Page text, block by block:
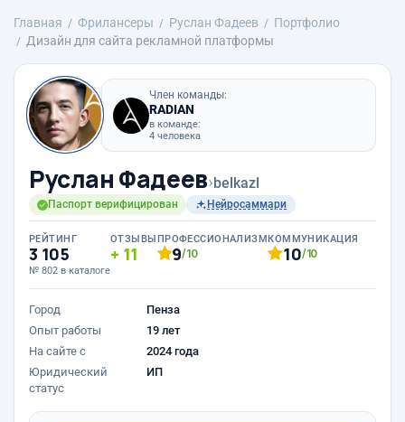
Главная Фрилансеры Руслан Фадеев
Портфолио
Дизайн для сайта рекламной платформы
Член команды:
RADIAN
в команде:
4 человека
Руслан Фадеев›belkazl
Паспорт верифицирован Нейросаммари
РЕЙТИНГ
3 105
№ 802 в каталоге
ОТЗЫВЫ
11
ПРОФЕССИОНАЛИЗМ
9/10
КОММУНИКАЦИЯ
10/10
Город
Пенза
Опыт работы
19 лет
На сайте с
2024 года
Юридический
статус
ИП